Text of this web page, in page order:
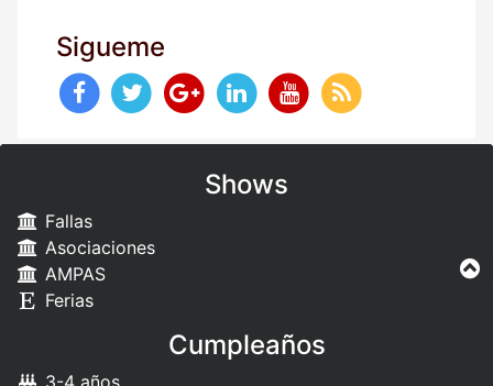
Sigueme
Shows
Fallas
Asociaciones
AMPAS
Ferias
Cumpleaños